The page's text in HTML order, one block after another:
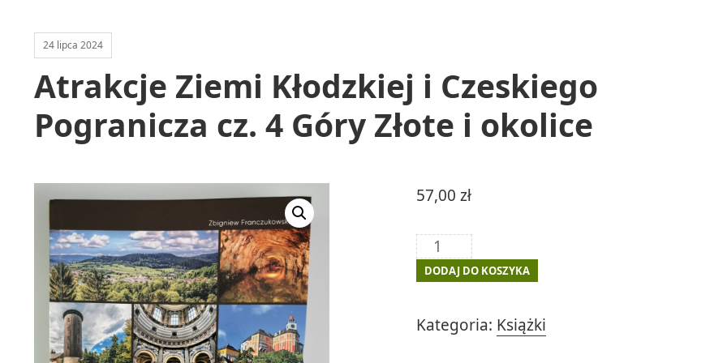
24 lipca 2024
Atrakcje Ziemi Kłodzkiej i Czeskiego
Pogranicza cz. 4 Góry Złote i okolice
57,00 zł
ilość
Atrakcje
Kłodzkiej
DODAJ DO KOSZYKA
Kategoria: Książki